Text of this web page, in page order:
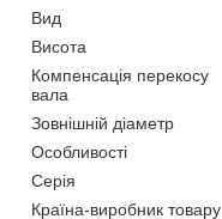
Вид
Висота
Компенсація перекосу
вала
Зовнішній діаметр
Особливості
Серія
Країна-виробник товару